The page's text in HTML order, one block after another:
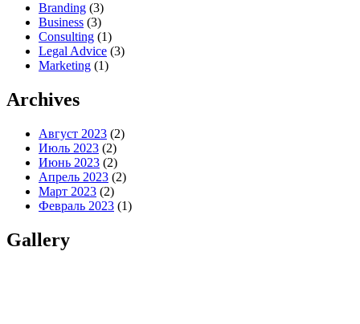
Branding (3)
Business (3)
Consulting (1)
Legal Advice (3)
Marketing (1)
Archives
Август 2023 (2)
Июль 2023 (2)
Июнь 2023 (2)
Апрель 2023 (2)
Март 2023 (2)
Февраль 2023 (1)
Gallery